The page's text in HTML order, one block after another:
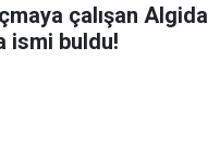
çalışan Algida
ismi buldu!